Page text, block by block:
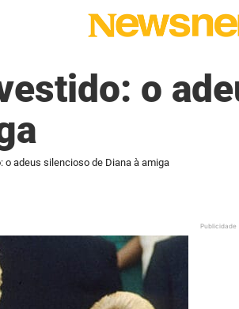
o
o adeus silencioso de Diana à amiga